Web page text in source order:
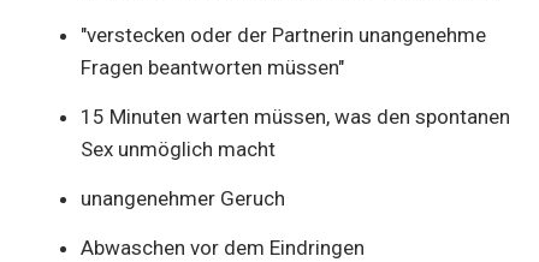
"verstecken oder der Partnerin unangenehme
Fragen beantworten müssen"
15 Minuten warten müssen, was den spontanen
Sex unmöglich macht
unangenehmer Geruch
Abwaschen vor dem Eindringen